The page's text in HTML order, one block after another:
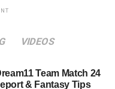
VIDEOS
Team Match 24
& Fantasy Tips